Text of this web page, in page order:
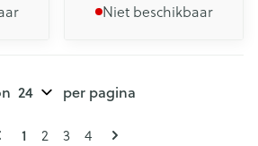
Niet beschikbaar
Pagina's
U lees momenteel pagina
1 Pagina
2 Pagina
3 Pagina
4
per pagina